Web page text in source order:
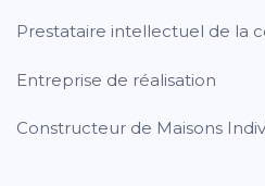
Prestataire intellectuel de la
Entreprise de réalisation
Constructeur de Maisons